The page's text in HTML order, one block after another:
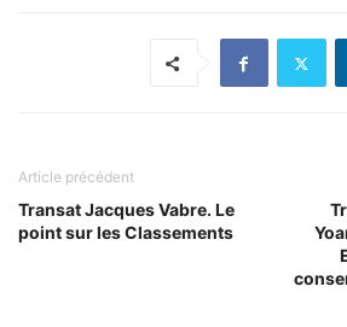
Article précédent
Transat Jacques Vabre. Le
point sur les Classements